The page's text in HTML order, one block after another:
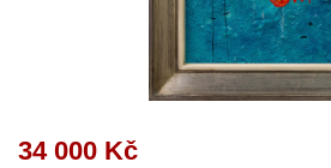
34 000 Kč